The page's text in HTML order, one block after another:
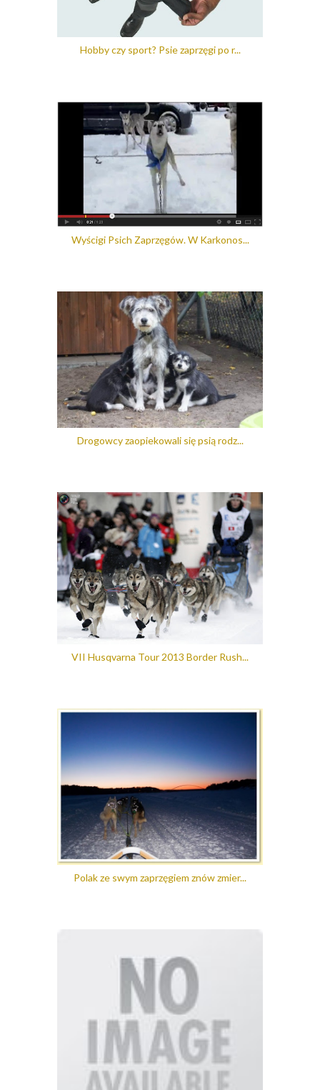
Hobby czy sport? Psie zaprzęgi po r...
Wyścigi Psich Zaprzęgów. W Karkonos...
Drogowcy zaopiekowali się psią rodz...
VII Husqvarna Tour 2013 Border Rush...
Polak ze swym zaprzęgiem znów zmier...